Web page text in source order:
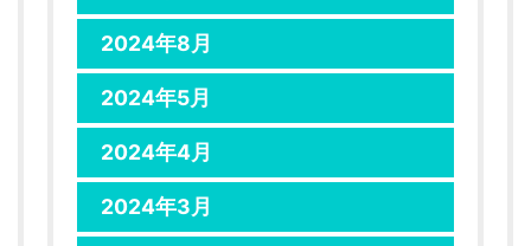
2024年8月
2024年5月
2024年4月
2024年3月